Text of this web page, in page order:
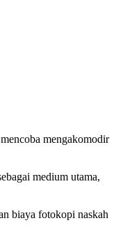
mengakomodir
medium utama,
biaya fotokopi naskah